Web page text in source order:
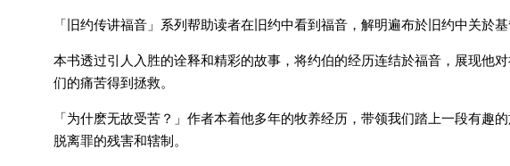
「旧约传讲福音」系列帮助读者在旧约中看到福音，解明遍布於旧约中关於基
本书透过引人入胜的诠释和精彩的故事，将约伯的经历连结於福音，展现他
们的痛苦得到拯救。
「为什麽无故受苦？」作者本着他多年的牧养经历，带领我们踏上一段有
脱离罪的残害和辖制。